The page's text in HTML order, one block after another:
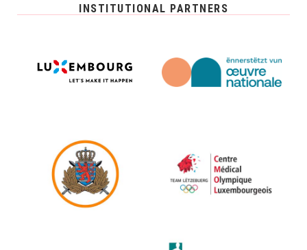
INSTITUTIONAL PARTNERS